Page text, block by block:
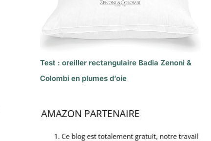
Test : oreiller rectangulaire Badia Zenoni &
Colombi en plumes d’oie